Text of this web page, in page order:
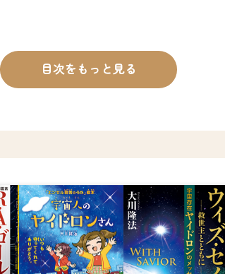
目次をもっと見る